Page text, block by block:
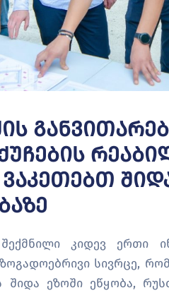
კიდევ ერთი
სივრცე,
ეზოში ეწყობა,